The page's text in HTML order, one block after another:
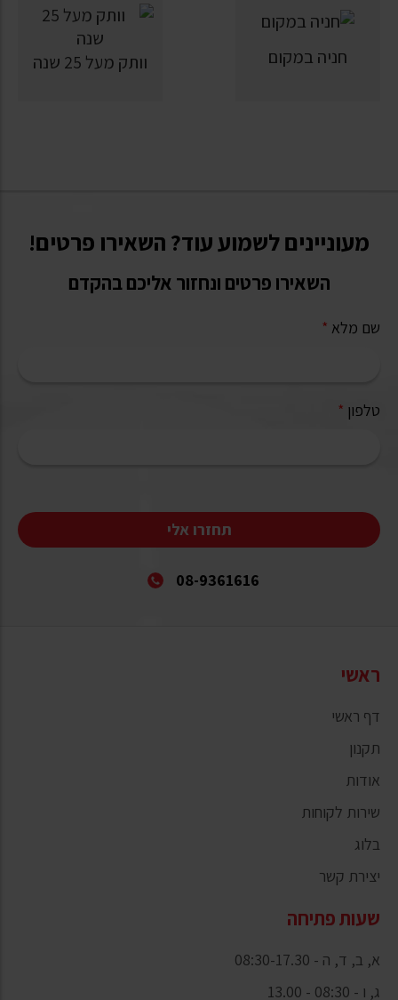
חניה במקום וותק מעל 25 שנה
מעוניינים לשמוע עוד? השאירו פרטים!
השאירו פרטים ונחזור אליכם בהקדם
שם מלא *
טלפון *
תחזרו אלי
08-9361616
ראשי
דף ראשי
תקנון
אודות
שירות לקוחות
בלוג
יצירת קשר
שעות פתיחה
א, ב, ד, ה - 08:30-17.30
ג, ו - 08:30 - 13.00